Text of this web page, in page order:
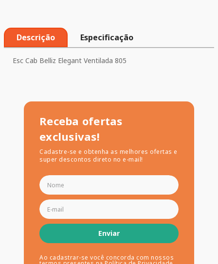
Descrição Especificação
Esc Cab Belliz Elegant Ventilada 805
Receba ofertas
exclusivas!
Cadastre-se e obtenha as melhores ofertas e
super descontos direto no e-mail!
Enviar
Ao cadastrar-se você concorda com nossos